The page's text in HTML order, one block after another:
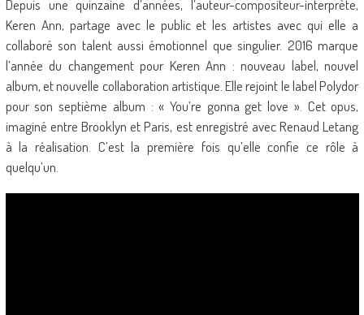
Depuis une quinzaine d’années, l’auteur-compositeur-interprète,
Keren Ann, partage avec le public et les artistes avec qui elle a
collaboré son talent aussi émotionnel que singulier. 2016 marque
l’année du changement pour Keren Ann : nouveau label, nouvel
album, et nouvelle collaboration artistique. Elle rejoint le label Polydor
pour son septième album : « You’re gonna get love ». Cet opus,
imaginé entre Brooklyn et Paris, est enregistré avec Renaud Letang
à la réalisation. C’est la première fois qu’elle confie ce rôle à
quelqu’un.